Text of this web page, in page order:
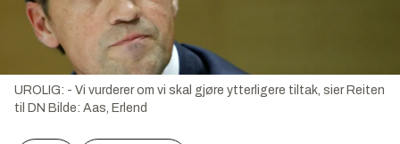
UROLIG: - Vi vurderer om vi skal gjøre ytterligere tiltak, sier Reiten
til DN Bilde: Aas, Erlend